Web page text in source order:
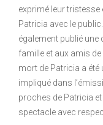
exprimé leur
Patricia avec le
également publié
famille et aux amis
mort de Patricia a
impliqué dans
proches de Patricia
spectacle avec